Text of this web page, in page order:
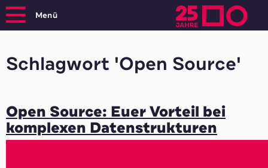
Menü
Schlagwort 'Open Source'
Open Source: Euer Vorteil bei
komplexen Datenstrukturen